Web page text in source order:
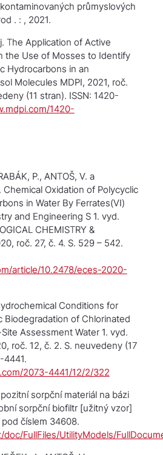
průmyslových
. : , 2021.
The Application of Active
the Use of Mosses to Identify
Hydrocarbons in an
Molecules MDPI, 2021, roč.
(11 stran). ISSN: 1420-
1420-
P., ANTOŠ, V. a
Chemical Oxidation of Polycyclic
in Water By Ferrates(VI)
and Engineering S1. vyd.
CHEMISTRY &
roč. 27, č. 4. S. 529 – 542.
article/10.2478/eces-2020-
Conditions for
Biodegradation of Chlorinated
Assessment Water1. vyd.
roč. 12, č. 2. S. neuvedeny (17
4441.
2073-4441/12/2/322
sorpční materiál na bázi
sorpční biofiltr[užitný vzor]
číslem 34608.
doc/FullFiles/UtilityModels/